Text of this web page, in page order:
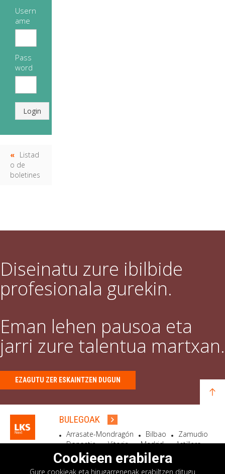
Usern
ame
Pass
word
Login
Listad
o de
boletines
Diseinatu zure ibilbide
profesionala gurekin.
Eman lehen pausoa eta
jarri zure talentua martxan.
EZAGUTU ZER ESKAINTZEN DUGUN
BULEGOAK
Arrasate-Mondragón Bilbao
Zamudio
Donostia
Vitoria Madrid
Astillero
Bidart
Cookieen erabilera
Gure cookieak eta hirugarrenenak erabiltzen ditugu